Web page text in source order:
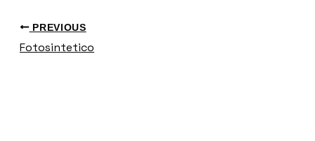
PREVIOUS
Fotosintetico